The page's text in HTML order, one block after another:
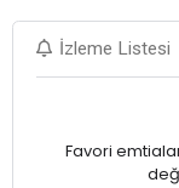
İzleme Listesi
Favori